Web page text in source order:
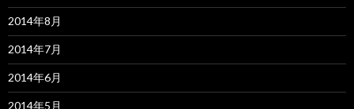
2014年8月
2014年7月
2014年6月
2014年5月